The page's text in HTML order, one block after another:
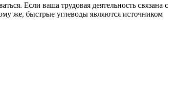
Если ваша трудовая деятельность связана с
же, быстрые углеводы являются источником